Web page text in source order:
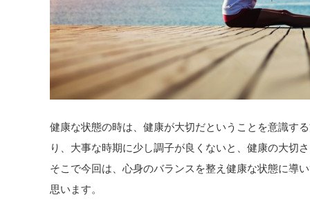
健康な状態の時は、健康が大切だということを意識す
り、大事な時期に少し調子が良くないと、健康の大切
そこで今回は、心身のバランスを整え健康な状態に導
思います。